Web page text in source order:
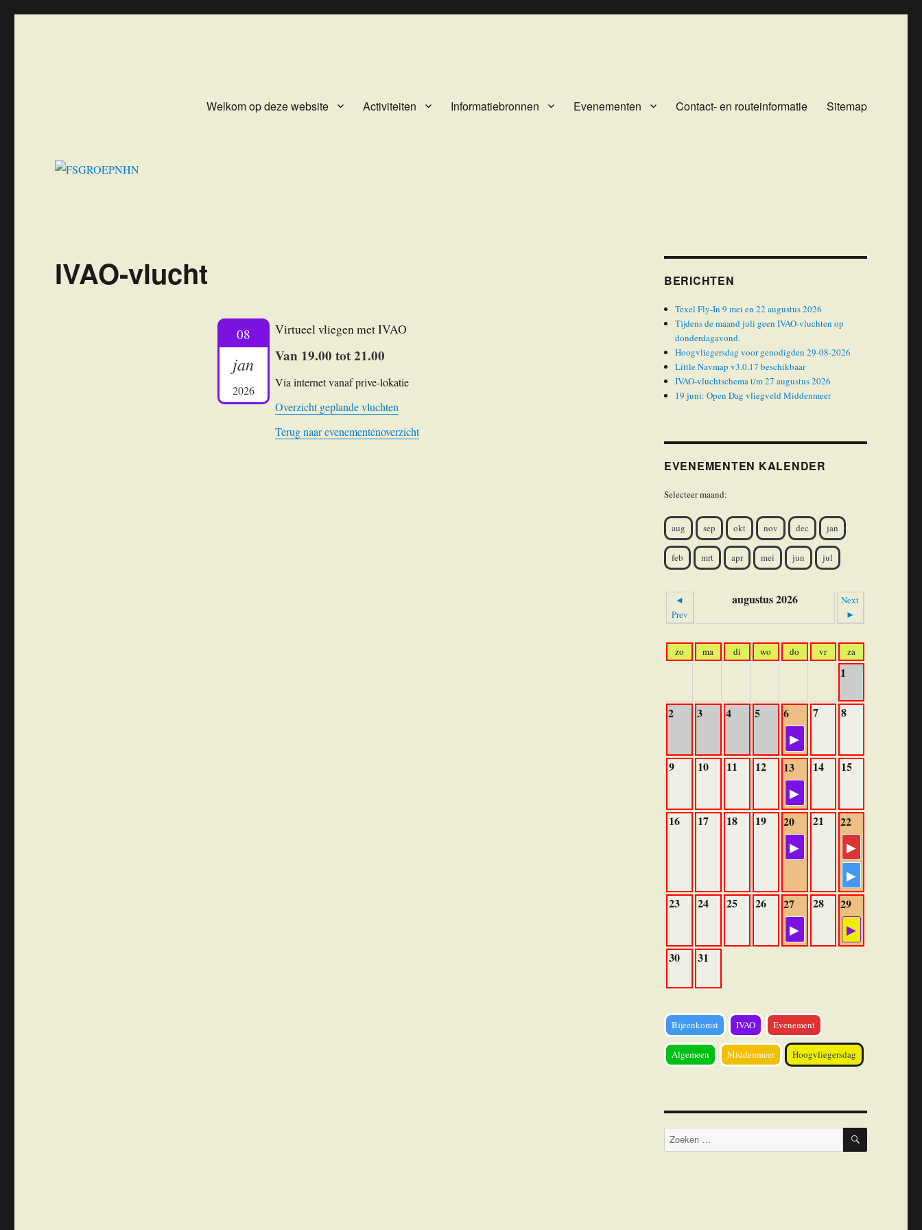
Welkom op deze website Activiteiten Informatiebronnen Evenementen Contact- en routeinformatie Sitemap
IVAO-vlucht
08
jan
2026
Virtueel vliegen met IVAO
Van 19.00 tot 21.00
Via internet vanaf prive-lokatie
Overzicht geplande vluchten
Terug naar evenementenoverzicht
BERICHTEN
Texel Fly-In 9 mei en 22 augustus 2026
Tijdens de maand juli geen IVAO-vluchten op
donderdagavond.
Hoogvliegersdag voor genodigden 29-08-2026
Little Navmap v3.0.17 beschikbaar
IVAO-vluchtschema t/m 27 augustus 2026
19 juni: Open Dag vliegveld Middenmeer
EVENEMENTEN KALENDER
Selecteer maand:
aug sep okt nov dec jan
feb mrt apr mei jun jul
◄
Prev
augustus 2026
Next
►
zo ma di wo do vr za
1
2 3 4 5 6 7 8
9 10 11 12 13 14 15
16 17 18 19 20 21 22
23 24 25 26 27 28 29
30 31
Bijeenkomst IVAO Evenement
Algemeen Middenmeer Hoogvliegersdag
Zoeken
naar:
ZOEKEN